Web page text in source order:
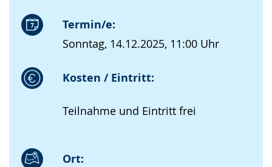
Termin/e:
Sonntag, 14.12.2025, 11:00 Uhr
Kosten / Eintritt:
Teilnahme und Eintritt frei
Ort: